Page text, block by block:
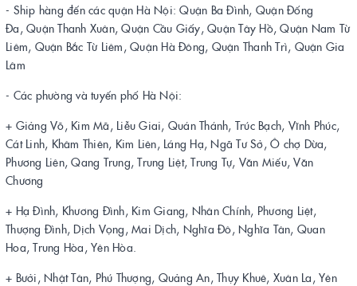
- Ship hàng đến các quận Hà Nội: Quận Ba Đình, Quận Đống
Đa, Quận Thanh Xuân, Quận Cầu Giấy, Quận Tây Hồ, Quận Nam Từ
Liêm, Quận Bắc Từ Liêm, Quận Hà Đông, Quận Thanh Trì, Quận Gia
Lâm
- Các phường và tuyến phố Hà Nội:
+ Giảng Võ, Kim Mã, Liễu Giai, Quán Thánh, Trúc Bạch, Vĩnh Phúc,
Cát Linh, Khâm Thiên, Kim Liên, Láng Hạ, Ngã Tư Sở, Ô chợ Dừa,
Phương Liên, Qang Trung, Trung Liệt, Trung Tự, Văn Miếu, Văn
Chương
+ Hạ Đình, Khương Đình, Kim Giang, Nhân Chính, Phương Liệt,
Thượng Đình, Dịch Vọng, Mai Dịch, Nghĩa Đô, Nghĩa Tân, Quan
Hoa, Trung Hòa, Yên Hòa.
+ Bưởi, Nhật Tân, Phú Thượng, Quảng An, Thụy Khuê, Xuân La, Yên